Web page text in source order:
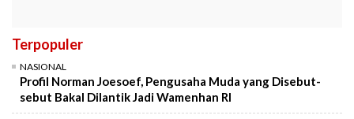
Terpopuler
NASIONAL
Profil Norman Joesoef, Pengusaha Muda yang Disebut-
sebut Bakal Dilantik Jadi Wamenhan RI